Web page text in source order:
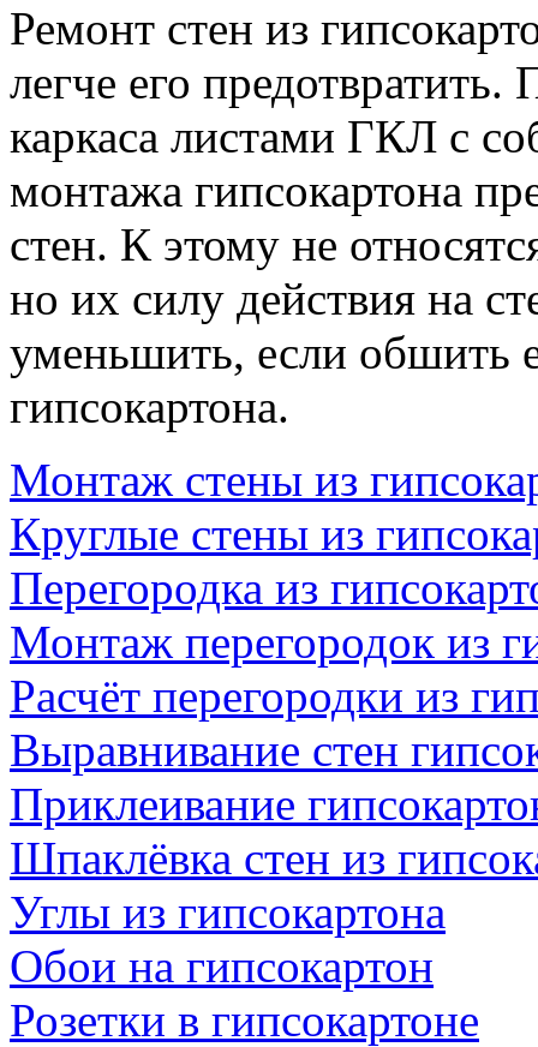
Ремонт стен из
легче его
каркаса листами ГКЛ с
монтажа гипсокартона
стен. К этому не
но их силу действия на
уменьшить, если обшить
гипсокартона.
Монтаж стены из
Круглые стены из
Перегородка из
Монтаж перегородок из
Расчёт перегородки из
Выравнивание стен
Приклеивание
Шпаклёвка стен из
Углы из гипсокартона
Обои на гипсокартон
Розетки в гипсокартоне